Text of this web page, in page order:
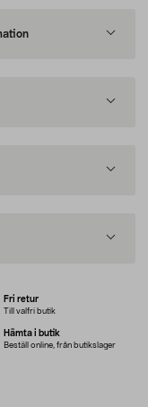
Fri retur
Till valfri butik
Hämta i butik
Beställ online, från butikslager